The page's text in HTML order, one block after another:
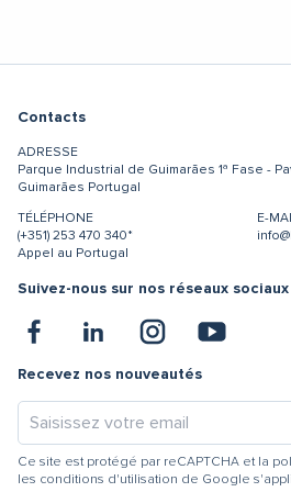
Contacts
ADRESSE
Parque Industrial de Guimarães 1ª Fase -
Guimarães Portugal
TÉLÉPHONE
(+351) 253 470 340*
Appel au Portugal
E-
Suivez-nous sur nos réseaux sociaux
Recevez nos nouveautés
Ce site est protégé par reCAPTCHA et la
les conditions d'utilisation de Google